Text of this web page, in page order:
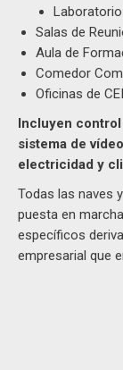
Salas de
Aula de
Comedor
Oficinas de
Incluyen
sistema de
electricidad y
Todas las naves
puesta en
específicos
empresarial que